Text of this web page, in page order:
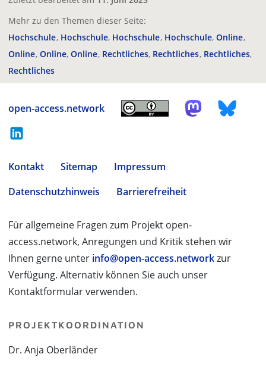
Mehr zu den Themen dieser Seite:
Hochschule Hochschule Hochschule Hochschule Online
Online Online Online Rechtliches Rechtliches Rechtliches
Rechtliches
open-access.network
Kontakt Sitemap
Impressum
Datenschutzhinweis
Barrierefreiheit
Für allgemeine Fragen zum Projekt open-
access.network, Anregungen und Kritik stehen wir
Ihnen gerne unter info@open-access.networkzur
Verfügung. Alternativ können Sie auch unser
Kontaktformular verwenden.
PROJEKTKOORDINATION
Dr. Anja Oberländer